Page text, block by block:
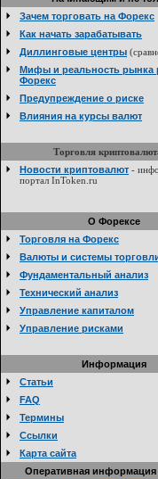
Зачем торговать на Форекс
Как начать зарабатывать
Диллинговые центры
Мифы и реальность рынка
Форекс
Предупреждение о риске
Влияния на курсы валют
Торговля
Новости криптовалют -
портал InToken.ru
О Форексе
Торговля на Форекс
Валюты и системы
Фундаментальный анализ
Технический анализ
Управление капиталом
Управление рисками
Информация
Статьи
FAQ
Термины
Ссылки
Карта сайта
Оперативная информация